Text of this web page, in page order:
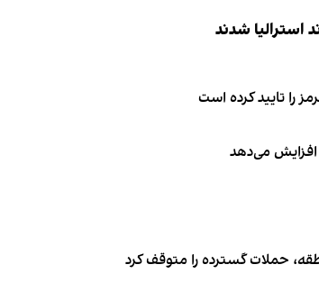
را تایید کرده است
افزایش می‌دهد
حملات گسترده را متوقف کرد